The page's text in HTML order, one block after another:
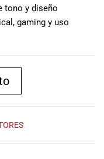
o
el
tono y diseño
gaming y uso